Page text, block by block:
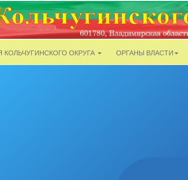
ОКРУГА ОРГАНЫ ВЛАСТИ